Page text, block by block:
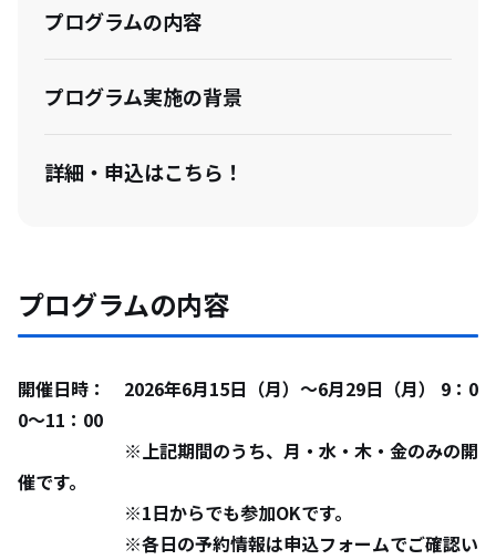
プログラムの内容
プログラム実施の背景
詳細・申込はこちら！
プログラムの内容
開催日時： 2026年6月15日（月）～6月29日（月） 9：0
0〜11：00
※上記期間のうち、月・水・木・金のみの開
催です。
※1日からでも参加OKです。
※各日の予約情報は申込フォームでご確認い